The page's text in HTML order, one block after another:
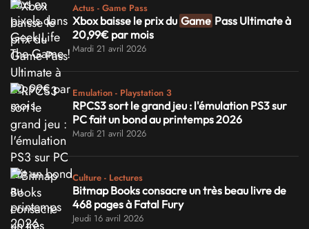
Actus - Game Pass
Xbox baisse le prix du Game Pass Ultimate à
20,99€ par mois
Mardi 21 avril 2026
Emulation - Playstation 3
RPCS3 sort le grand jeu : l'émulation PS3 sur
PC fait un bond au printemps 2026
Mardi 21 avril 2026
Culture - Lectures
Bitmap Books consacre un très beau livre de
468 pages à Fatal Fury
Jeudi 16 avril 2026